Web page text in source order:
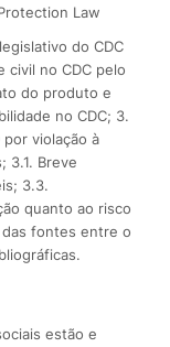
Law
do CDC
civil no CDC pelo
do produto e
no CDC; 3.
por violação à
3.1. Breve
3.3.
quanto ao risco
fontes entre o
estão e